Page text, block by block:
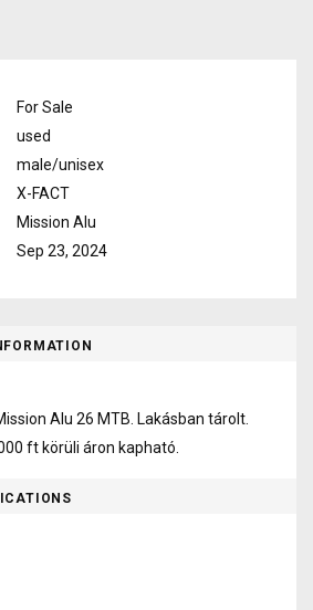
For Sale
used
male/unisex
X-FACT
Mission Alu
Sep 23, 2024
Alu 26 MTB. Lakásban tárolt.
ft körüli áron kapható.